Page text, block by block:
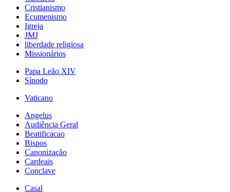
Cristianismo
Ecumenismo
Igreja
JMJ
liberdade religiosa
Missionários
Papa Leão XIV
Sínodo
Vaticano
Angelus
Audiência Geral
Beatificacao
Bispos
Canonização
Cardeais
Conclave
Casal